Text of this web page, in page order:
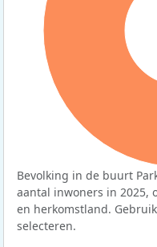
Bevolking in de buurt
aantal inwoners in 2025,
en herkomstland.
selecteren.